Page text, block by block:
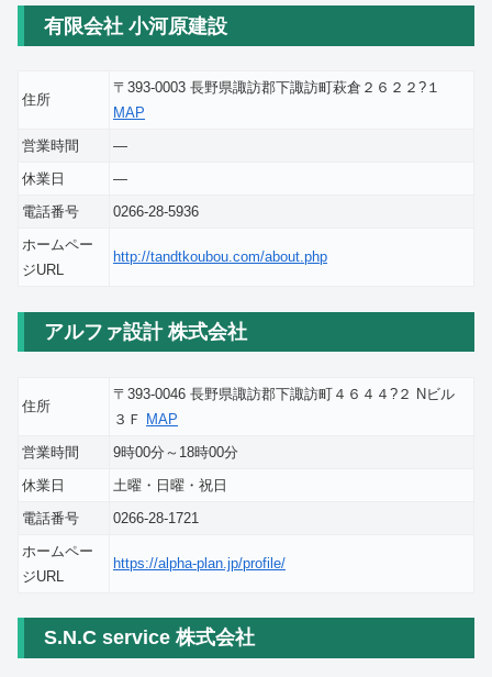
有限会社 小河原建設
住所
〒393-0003 長野県諏訪郡下諏訪町萩倉２６２２?１
MAP
営業時間
―
休業日
―
電話番号
0266-28-5936
ホームペー
ジURL
http://tandtkoubou.com/about.php
アルファ設計 株式会社
住所
〒393-0046 長野県諏訪郡下諏訪町４６４４?２ Nビル
３Ｆ MAP
営業時間
9時00分～18時00分
休業日
土曜・日曜・祝日
電話番号
0266-28-1721
ホームペー
ジURL
https://alpha-plan.jp/profile/
S.N.C service 株式会社